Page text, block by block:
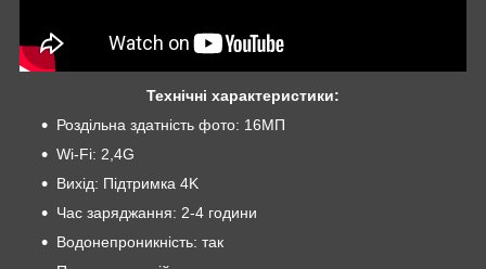
Технічні характеристики:
Роздільна здатність фото: 16MП
Wi-Fi: 2,4G
Вихід: Підтримка 4K
Час заряджання: 2-4 години
Водонепроникність: так